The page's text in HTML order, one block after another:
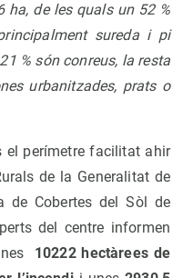
ha, de les quals un 52 %
sureda i pi
% són conreus, la resta
urbanitzades, prats o
el perímetre facilitat ahir
de la Generalitat de
de Cobertes del Sòl de
del centre informen
10222 hectàrees de